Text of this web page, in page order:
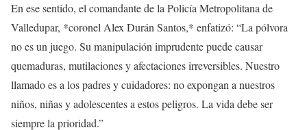
En ese sentido, el comandante de la Policía Metropolitana de
Valledupar, *coronel Alex Durán Santos,* enfatizó: “La pólvora
no es un juego. Su manipulación imprudente puede causar
quemaduras, mutilaciones y afectaciones irreversibles. Nuestro
llamado es a los padres y cuidadores: no expongan a nuestros
niños, niñas y adolescentes a estos peligros. La vida debe ser
siempre la prioridad.”